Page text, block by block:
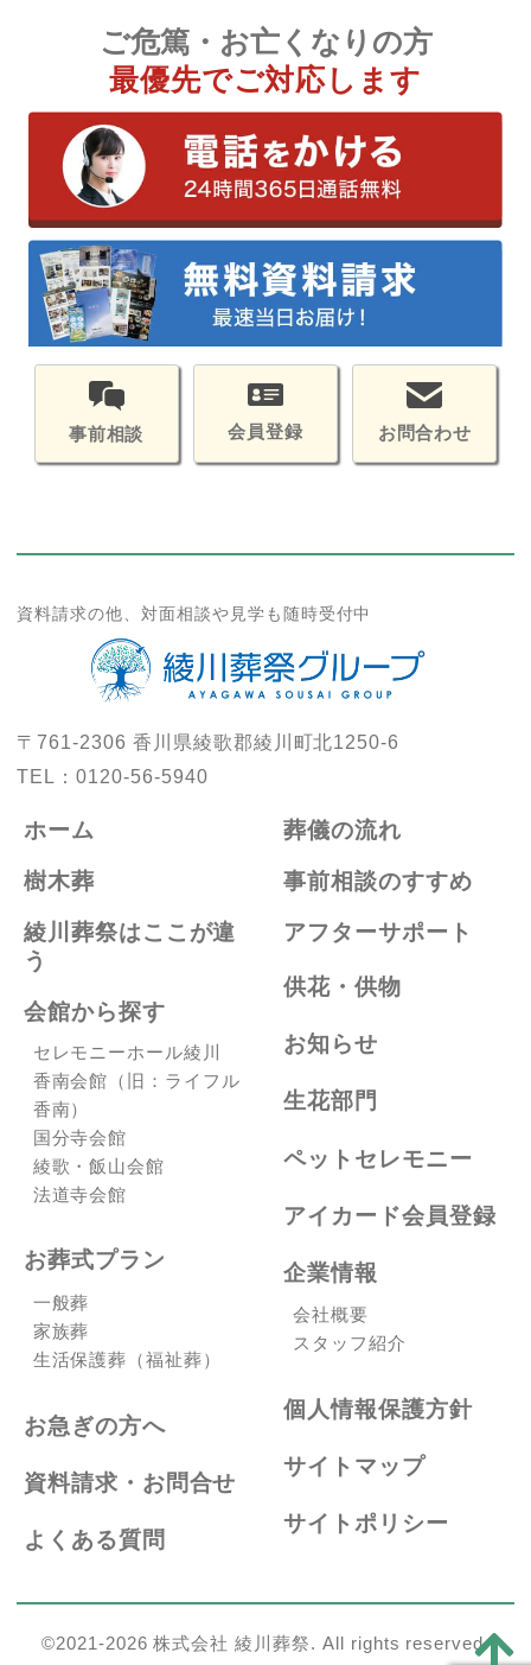
ご危篤・お亡くなりの方
最優先でご対応します
事前相談 会員登録 お問合わせ
資料請求の他、対面相談や見学も随時受付中
〒761-2306 香川県綾歌郡綾川町北1250-6
TEL：0120-56-5940
ホーム
樹木葬
綾川葬祭はここが違
う
会館から探す
セレモニーホール綾川
香南会館（旧：ライフル
香南）
国分寺会館
綾歌・飯山会館
法道寺会館
お葬式プラン
一般葬
家族葬
生活保護葬（福祉葬）
お急ぎの方へ
資料請求・お問合せ
よくある質問
葬儀の流れ
事前相談のすすめ
アフターサポート
供花・供物
お知らせ
生花部門
ペットセレモニー
アイカード会員登録
企業情報
会社概要
スタッフ紹介
個人情報保護方針
サイトマップ
サイトポリシー
©2021-2026 株式会社 綾川葬祭. All rights reserved.